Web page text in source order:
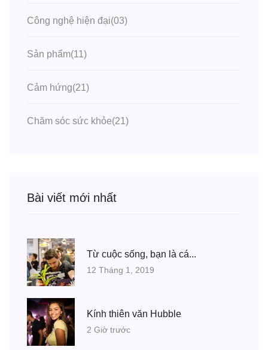
Công nghệ hiện đại(03)
Sản phẩm(11)
Cảm hứng(21)
Chăm sóc sức khỏe(21)
Bài viết mới nhất
Từ cuộc sống, bạn là cá...
12 Tháng 1, 2019
Kính thiên văn Hubble
2 Giờ trước